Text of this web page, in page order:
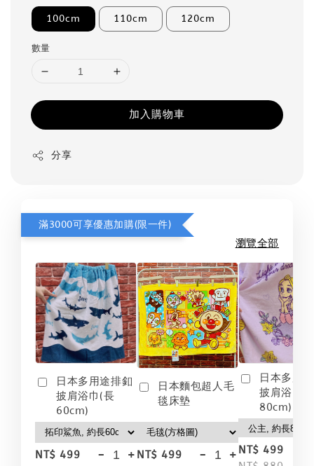
100cm 110cm 120cm
數量
加入購物車
分享
滿3000可享優惠加購(限一件)
瀏覽全部
日本多用途排釦
披肩浴巾(長
60cm)
NT$ 499
- +
日本麵包超人毛
毯床墊
NT$ 499
- +
日本多用
披肩浴巾(
80cm)
NT$ 499